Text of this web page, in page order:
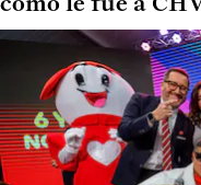
cómo le fue a